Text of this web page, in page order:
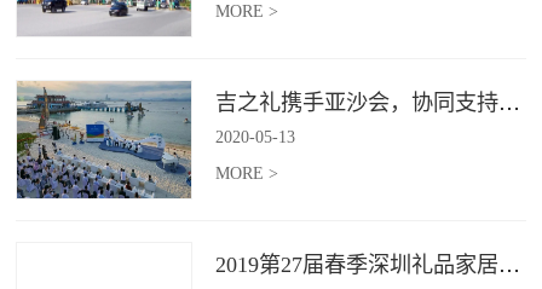
MORE >
吉之礼携手亚沙会，协同支持、共襄盛举
2020-05-13
MORE >
2019第27届春季深圳礼品家居展开幕 引领礼赠行业新动向